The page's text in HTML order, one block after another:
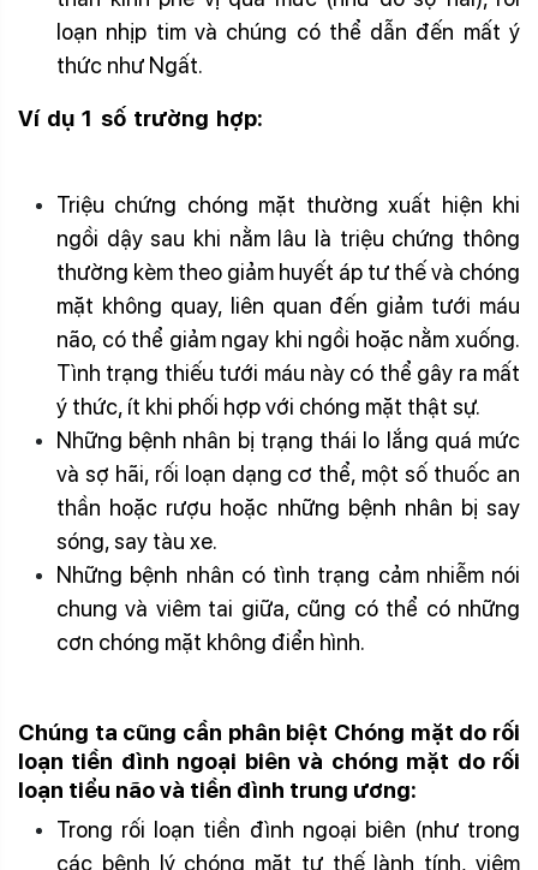
loạn nhịp tim và chúng có thể dẫn đến mất ý
thức như Ngất.
Ví dụ 1 số trường hợp:
Triệu chứng chóng mặt thường xuất hiện khi
ngồi dậy sau khi nằm lâu là triệu chứng thông
thường kèm theo giảm huyết áp tư thế và chóng
mặt không quay, liên quan đến giảm tưới máu
não, có thể giảm ngay khi ngồi hoặc nằm xuống.
Tình trạng thiếu tưới máu này có thể gây ra mất
ý thức, ít khi phối hợp với chóng mặt thật sự.
Những bệnh nhân bị trạng thái lo lắng quá mức
và sợ hãi, rối loạn dạng cơ thể, một số thuốc an
thần hoặc rượu hoặc những bệnh nhân bị say
sóng, say tàu xe.
Những bệnh nhân có tình trạng cảm nhiễm nói
chung và viêm tai giữa, cũng có thể có những
cơn chóng mặt không điển hình.
Chúng ta cũng cần phân biệt Chóng mặt do rối
loạn tiền đình ngoại biên và chóng mặt do rối
loạn tiểu não và tiền đình trung ương:
Trong rối loạn tiền đình ngoại biên (như trong
các bệnh lý chóng mặt tư thế lành tính, viêm